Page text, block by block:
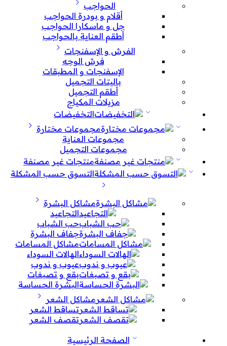
الحواجب
أقلام و بودرة الحواجب
جل و ماسكارا الحواجب
أطقم العناية بالحواجب
الفرش و الإسفنجات
فرش الوجه
الإسفنجات و المطبقات
باليتات التجميل
أطقم التجميل
مزيلات المكياج
التخفيضات
مجموعات مختارة
مجموعات العناية
مجموعات التجميل
منتجات غير مصنفة
التسوق حسب المشكلة
مشاكل البشرة
التجاعيد
حب الشباب
جفاف البشرة
مشاكل المسامات
الهالات السوداء
عيوب و ندوب
بقع و تصبغات
البشرة الحساسة
مشاكل الشعر
تساقط الشعر
تقصف الشعر
الصفحة الرئيسية